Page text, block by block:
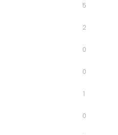
5
2
0
0
1
0